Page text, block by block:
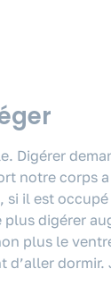
Digérer
notre corps
il est occupé
plus digérer
plus le
d’aller dormir.